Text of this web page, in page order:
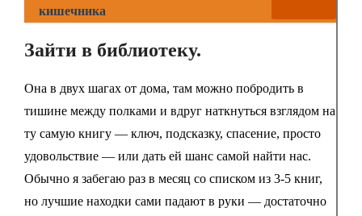
кишечника
Зайти в библиотеку.
Она в двух шагах от дома, там можно побродить в
тишине между полками и вдруг наткнуться взглядом на
ту самую книгу — ключ, подсказку, спасение, просто
удовольствие — или дать ей шанс самой найти нас.
Обычно я забегаю раз в месяц со списком из 3-5 книг,
но лучшие находки сами падают в руки — достаточно